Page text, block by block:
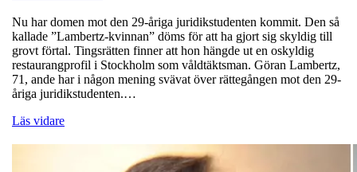
Nu har domen mot den 29-åriga juridikstudenten kommit. Den så
kallade ”Lambertz-kvinnan” döms för att ha gjort sig skyldig till
grovt förtal. Tingsrätten finner att hon hängde ut en oskyldig
restaurangprofil i Stockholm som våldtäktsman. Göran Lambertz,
71, ande har i någon mening svävat över rättegången mot den 29-
åriga juridikstudenten.…
Läs vidare